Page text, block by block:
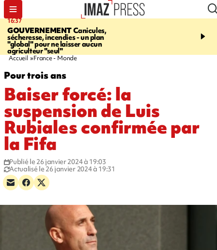
16:37
GOUVERNEMENTCanicules,
sécheresse, incendies - un plan
"global" pour ne laisser aucun
agriculteur "seul"
20:23
interpellé, coprs
Accueil France - Monde
Pour trois ans
Baiser forcé: la
suspension de Luis
Rubiales confirmée par
la Fifa
Publié le 26 janvier 2024 à 19:03
Actualisé le 26 janvier 2024 à 19:31